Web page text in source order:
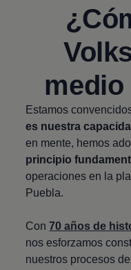
medio
Estamos
es nuestra
en mente, hemos
principio
operaciones en la
Puebla.
Con70 años de
nos esforzamos
nuestros procesos